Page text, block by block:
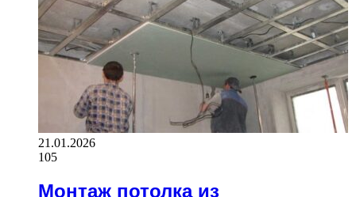
21.01.2026
105
Монтаж потолка из